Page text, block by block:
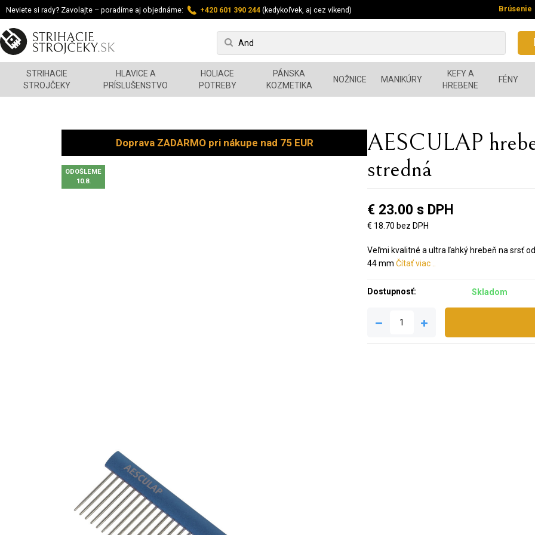
Neviete si rady? Zavolajte – poradíme aj objednáme: +420 601 390 244 (kedykoľvek, aj cez víkend) Brúsenie
STRIHACIE
STROJČEKY
HLAVICE A
PRÍSLUŠENSTVO
HOLIACE
POTREBY
PÁNSKA
KOZMETIKA
NOŽNICE MANIKÚRY
KEFY A
HREBENE
FÉNY
Doprava ZADARMO pri nákupe nad 75 EUR
ODOŠLEME
10.8.
AESCULAP
stredná
€ 23.00 s DPH
€ 18.70 bez DPH
Veľmi kvalitné a ultra ľahký hrebeň na srsť
44 mm Čítať viac ..
Dostupnosť: Skladom